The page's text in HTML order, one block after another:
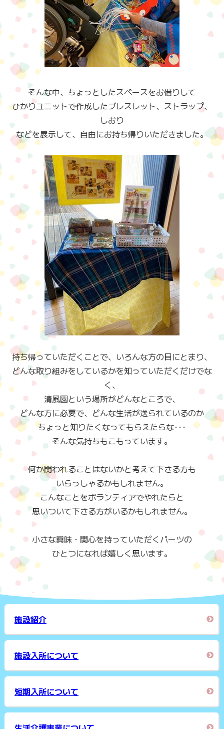
そんな中、ちょっとしたスペースをお借りして
ひかりユニットで作成したブレスレット、ストラップ、
しおり
などを展示して、自由にお持ち帰りいただきました。
持ち帰っていただくことで、いろんな方の目にとまり、
どんな取り組みをしているかを知っていただくだけでな
く、
清風園という場所がどんなところで、
どんな方に必要で、どんな生活が送られているのか
ちょっと知りたくなってもらえたらな･･･
そんな気持ちもこもっています。
何か関われることはないかと考えて下さる方も
いらっしゃるかもしれません。
こんなことをボランティアでやれたらと
思いついて下さる方がいるかもしれません。
小さな興味・関心を持っていただくパーツの
ひとつになれば嬉しく思います。
施設紹介
施設入所について
短期入所について